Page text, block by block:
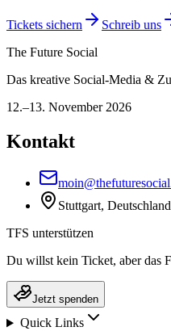
Tickets sichern
Schreib uns
The Future Social
Das kreative Social-Media &
12.–13. November 2026
Kontakt
Stuttgart, Deutschland
TFS unterstützen
Du willst kein Ticket, aber das
Jetzt spenden
Quick Links